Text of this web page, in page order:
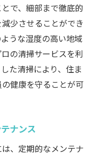
で、細部まで徹底的
少させることができ
うな湿度の高い地域
の清掃サービスを利
た清掃により、住ま
健康を守ることが可
ナンス
、定期的なメンテナ